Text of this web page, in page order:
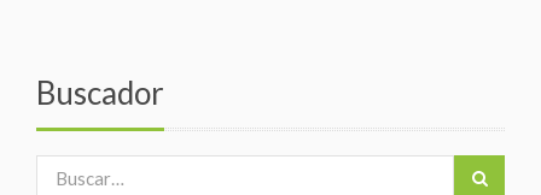
Buscador